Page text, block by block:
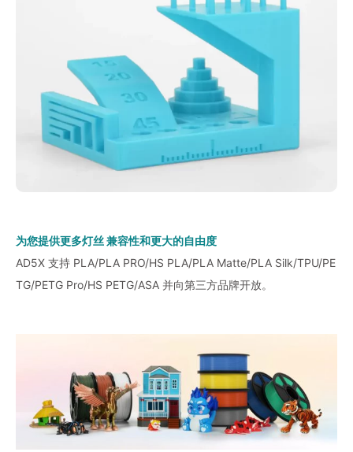
为您提供更多灯丝 兼容性和更大的自由度
AD5X 支持 PLA/PLA PRO/HS PLA/PLA Matte/PLA Silk/TPU/PE
TG/PETG Pro/HS PETG/ASA 并向第三方品牌开放。